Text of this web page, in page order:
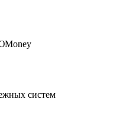
систем